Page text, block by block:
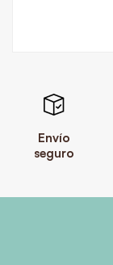
Envío
seguro